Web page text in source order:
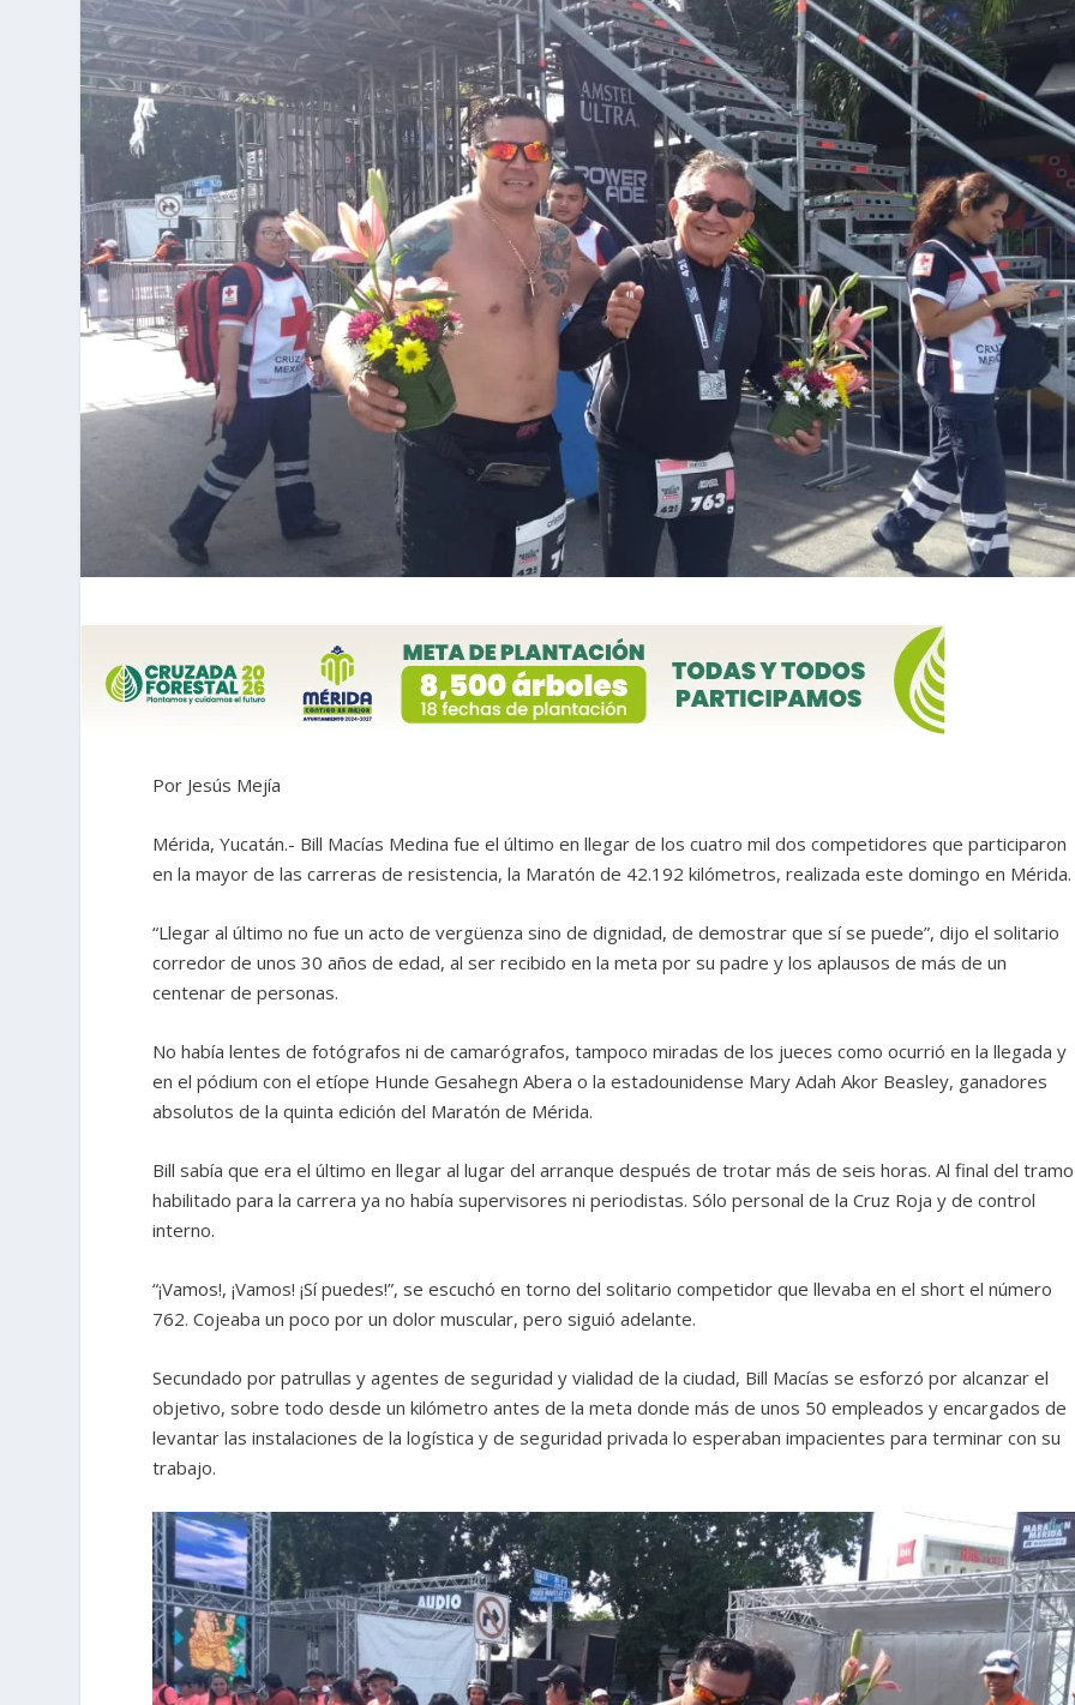
Por Jesús Mejía
Mérida, Yucatán.- Bill Macías Medina fue el último en llegar de los cuatro mil dos competidores que participaron
en la mayor de las carreras de resistencia, la Maratón de 42.192 kilómetros, realizada este domingo en Mérida.
“Llegar al último no fue un acto de vergüenza sino de dignidad, de demostrar que sí se puede”, dijo el solitario
corredor de unos 30 años de edad, al ser recibido en la meta por su padre y los aplausos de más de un
centenar de personas.
No había lentes de fotógrafos ni de camarógrafos, tampoco miradas de los jueces como ocurrió en la llegada y
en el pódium con el etíope Hunde Gesahegn Abera o la estadounidense Mary Adah Akor Beasley, ganadores
absolutos de la quinta edición del Maratón de Mérida.
Bill sabía que era el último en llegar al lugar del arranque después de trotar más de seis horas. Al final del tramo
habilitado para la carrera ya no había supervisores ni periodistas. Sólo personal de la Cruz Roja y de control
interno.
“¡Vamos!, ¡Vamos! ¡Sí puedes!”, se escuchó en torno del solitario competidor que llevaba en el short el número
762. Cojeaba un poco por un dolor muscular, pero siguió adelante.
Secundado por patrullas y agentes de seguridad y vialidad de la ciudad, Bill Macías se esforzó por alcanzar el
objetivo, sobre todo desde un kilómetro antes de la meta donde más de unos 50 empleados y encargados de
levantar las instalaciones de la logística y de seguridad privada lo esperaban impacientes para terminar con su
trabajo.